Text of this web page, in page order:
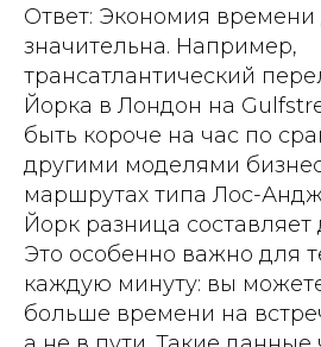
Ответ: Экономия времени
значительна. Например,
трансатлантический
Йорка в Лондон на
быть короче на час по
другими моделями
маршрутах типа Лос-
Йорк разница составляет
Это особенно важно для
каждую минуту: вы
больше времени на